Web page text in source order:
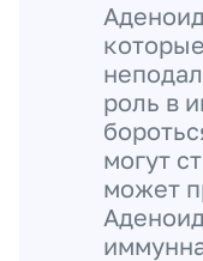
роль в
могут
может